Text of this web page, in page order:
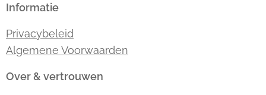
Informatie
Privacybeleid
Algemene Voorwaarden
Over & vertrouwen